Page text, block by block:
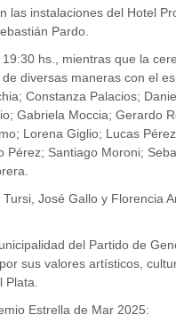
instalaciones del Hotel
Pardo.
hs., mientras que la
diversas maneras con el
Constanza Palacios;
Gabriela Moccia; Gerardo
Lorena Giglio; Lucas
Pérez; Santiago Moroni;
José Gallo y Florencia
del Partido de
sus valores artísticos,
Estrella de Mar 2025: